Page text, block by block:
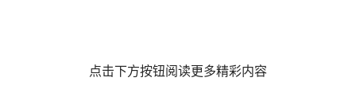
点击下方按钮阅读更多精彩内容